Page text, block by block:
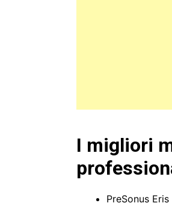
I migliori
PreSonus Eris